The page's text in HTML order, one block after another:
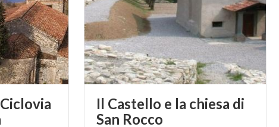
Il Castello e la chiesa di
San Rocco